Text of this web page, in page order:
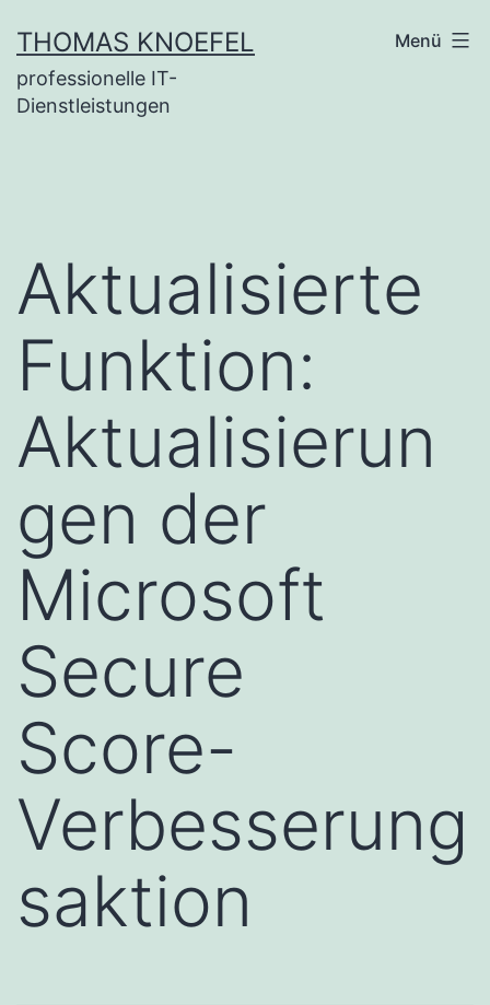
Inhalt
springen
THOMAS KNOEFEL
professionelle IT-
Dienstleistungen
Menü
Aktualisierte
Funktion:
Aktualisierun
gen der
Microsoft
Secure
Score-
Verbesserung
saktion